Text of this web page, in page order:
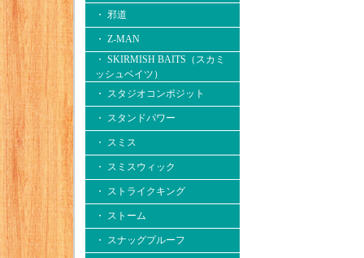
・ 邪道
・ Z-MAN
・ SKIRMISH BAITS（スカミ
ッシュベイツ）
・ スタジオコンポジット
・ スタンドパワー
・ スミス
・ スミスウィック
・ ストライクキング
・ ストーム
・ スナッグプルーフ